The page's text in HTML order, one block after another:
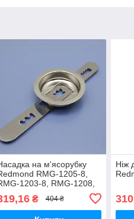
на м'ясорубку
RMG-1205-8,
1203-8, RMG-1208,
RMG-CB1210, RMG-1204
печива
₴ 404 ₴
Ніж